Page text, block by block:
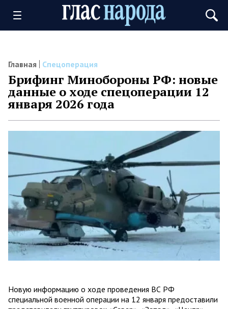
Главная Спецоперация
Брифинг Минобороны РФ: новые
данные о ходе спецоперации 12
января 2026 года
Новую информацию о ходе проведения ВС РФ
специальной военной операции на 12 января предоставили